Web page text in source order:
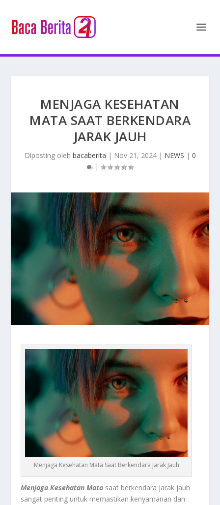
MENJAGA KESEHATAN
MATA SAAT BERKENDARA
JARAK JAUH
Diposting oleh bacaberita | Nov 21, 2024| NEWS | 0
|
Menjaga Kesehatan Mata Saat Berkendara Jarak Jauh
Menjaga Kesehatan Mata saat berkendara jarak jauh
sangat penting untuk memastikan kenyamanan dan